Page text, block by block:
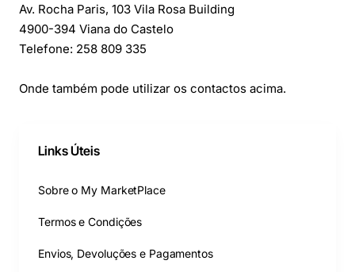
Av. Rocha Paris, 103 Vila Rosa Building
4900-394 Viana do Castelo
Telefone: 258 809 335
Onde também pode utilizar os contactos acima.
Links Úteis
Sobre o My MarketPlace
Termos e Condições
Envios, Devoluções e Pagamentos